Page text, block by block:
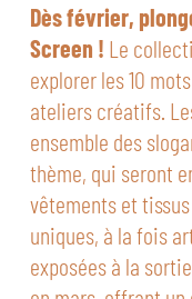
Dès février,
Screen ! Le
explorer les 10
ateliers créatifs.
ensemble des
thème, qui seront
vêtements et
uniques, à la fois
exposées à la